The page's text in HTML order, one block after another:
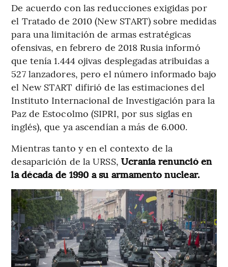
De acuerdo con las reducciones exigidas por
el Tratado de 2010 (New START) sobre medidas
para una limitación de armas estratégicas
ofensivas, en febrero de 2018 Rusia informó
que tenía 1.444 ojivas desplegadas atribuidas a
527 lanzadores, pero el número informado bajo
el New START difirió de las estimaciones del
Instituto Internacional de Investigación para la
Paz de Estocolmo (SIPRI, por sus siglas en
inglés), que ya ascendían a más de 6.000.
Mientras tanto y en el contexto de la
desaparición de la URSS, Ucrania renunció en
la década de 1990 a su armamento nuclear.